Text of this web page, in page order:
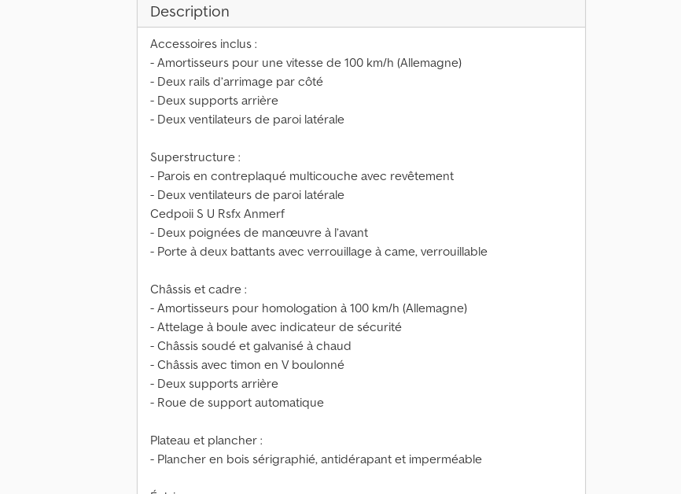
Description
Accessoires inclus :
- Amortisseurs pour une vitesse de 100 km/h (Allemagne)
- Deux rails d’arrimage par côté
- Deux supports arrière
- Deux ventilateurs de paroi latérale
Superstructure :
- Parois en contreplaqué multicouche avec revêtement
- Deux ventilateurs de paroi latérale
Cedpoii S U Rsfx Anmerf
- Deux poignées de manœuvre à l’avant
- Porte à deux battants avec verrouillage à came, verrouillable
Châssis et cadre :
- Amortisseurs pour homologation à 100 km/h (Allemagne)
- Attelage à boule avec indicateur de sécurité
- Châssis soudé et galvanisé à chaud
- Châssis avec timon en V boulonné
- Deux supports arrière
- Roue de support automatique
Plateau et plancher :
- Plancher en bois sérigraphié, antidérapant et imperméable